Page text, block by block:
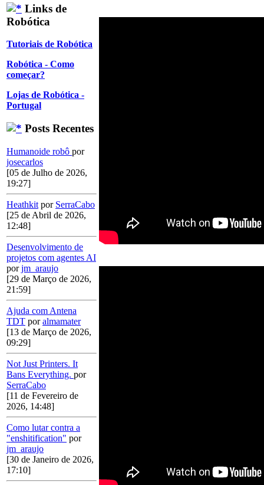
Links de
Robótica
Tutoriais de Robótica
Robótica - Como
começar?
Lojas de Robótica -
Portugal
Posts Recentes
Humanoide robô por
josecarlos
[05 de Julho de 2026,
19:27]
Heathkit por SerraCabo
[25 de Abril de 2026,
12:48]
Desenvolvimento de
projetos com agentes AI
porjm_araujo
[29 de Março de 2026,
21:59]
Ajuda com Antena
TDT poralmamater
[13 de Março de 2026,
09:29]
Not Just Printers. It
Bans Everything. por
SerraCabo
[11 de Fevereiro de
2026, 14:48]
Como lutar contra a
"enshitification" por
jm_araujo
[30 de Janeiro de 2026,
17:10]